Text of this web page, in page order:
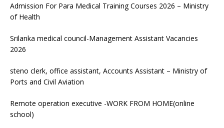
Admission For Para Medical Training Courses 2026 – Ministry
of Health
Srilanka medical council-Management Assistant Vacancies
2026
steno clerk, office assistant, Accounts Assistant – Ministry of
Ports and Civil Aviation
Remote operation executive -WORK FROM HOME(online
school)